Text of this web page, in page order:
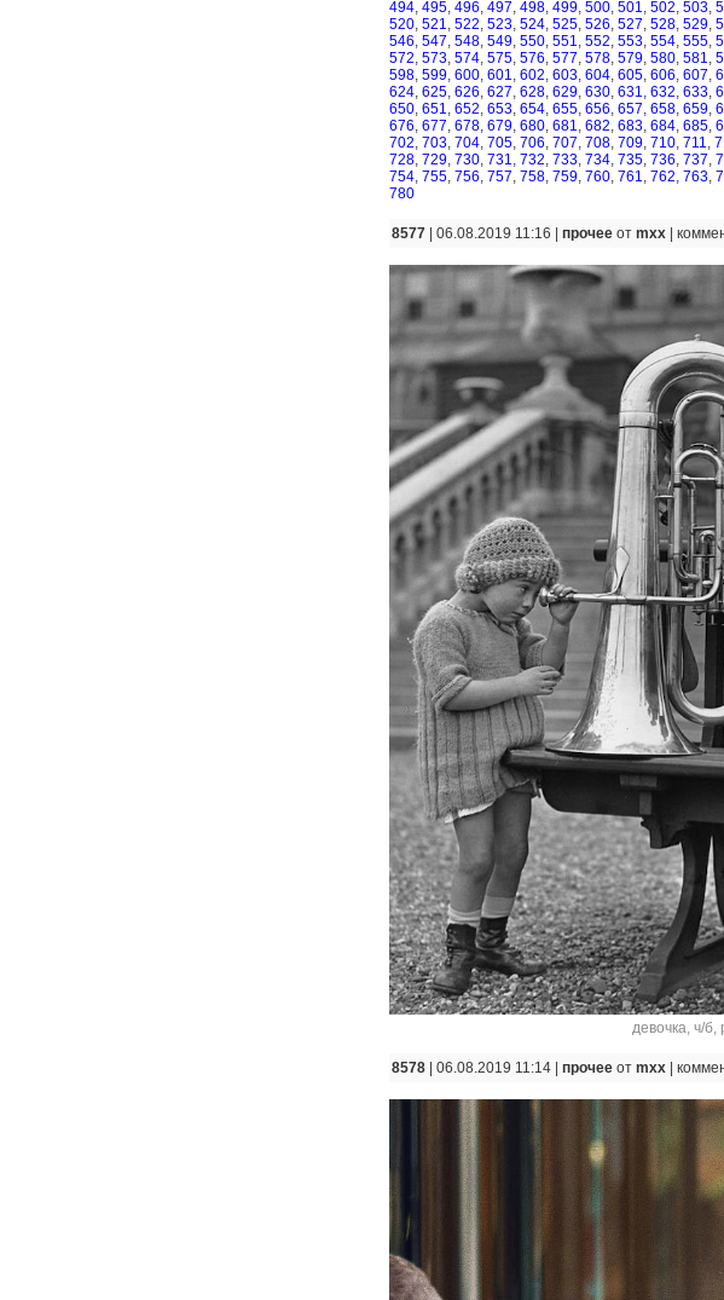
494, 495, 496, 497, 498, 499, 500, 501, 502, 503,
520, 521, 522, 523, 524, 525, 526, 527, 528, 529,
546, 547, 548, 549, 550, 551, 552, 553, 554, 555,
572, 573, 574, 575, 576, 577, 578, 579, 580, 581,
598, 599, 600, 601, 602, 603, 604, 605, 606, 607,
624, 625, 626, 627, 628, 629, 630, 631, 632, 633,
650, 651, 652, 653, 654, 655, 656, 657, 658, 659,
676, 677, 678, 679, 680, 681, 682, 683, 684, 685,
702, 703, 704, 705, 706, 707, 708, 709, 710, 711,
728, 729, 730, 731, 732, 733, 734, 735, 736, 737,
754, 755, 756, 757, 758, 759, 760, 761, 762, 763,
780
8577 | 06.08.2019 11:16 | прочее от mxx
девочка, ч/б,
8578 | 06.08.2019 11:14 | прочее от mxx